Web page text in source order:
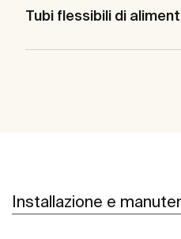
Tubi flessibili di
Installazione e